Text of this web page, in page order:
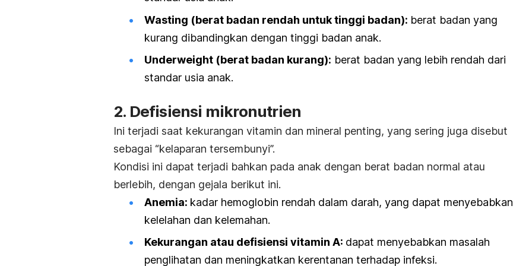
Wasting (berat badan rendah untuk tinggi badan): berat badan yang
kurang dibandingkan dengan tinggi badan anak.
Underweight (berat badan kurang): berat badan yang lebih rendah dari
standar usia anak.
2. Defisiensi mikronutrien
Ini terjadi saat kekurangan vitamin dan mineral penting, yang sering juga disebut
sebagai “kelaparan tersembunyi”.
Kondisi ini dapat terjadi bahkan pada anak dengan berat badan normal atau
berlebih, dengan gejala berikut ini.
Anemia: kadar hemoglobin rendah dalam darah, yang dapat menyebabkan
kelelahan dan kelemahan.
Kekurangan atau defisiensi vitamin A: dapat menyebabkan masalah
penglihatan dan meningkatkan kerentanan terhadap infeksi.